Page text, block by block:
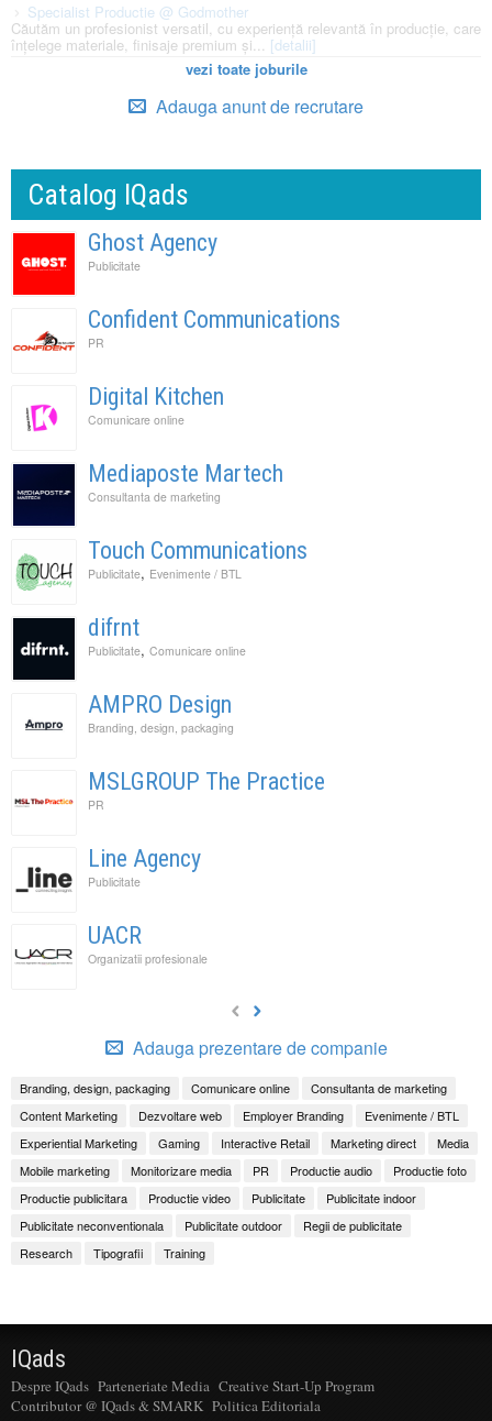
Specialist Productie @ Godmother
Căutăm un profesionist versatil, cu experiență relevantă în producție, care
înțelege materiale, finisaje premium și... [detalii]
vezi toate joburile
Adauga anunt de recrutare
Catalog IQads
Ghost Agency
Publicitate
Confident Communications
PR
Digital Kitchen
Comunicare online
Mediaposte Martech
Consultanta de marketing
Touch Communications
Publicitate, Evenimente / BTL
difrnt
Publicitate, Comunicare online
AMPRO Design
Branding, design, packaging
MSLGROUP The Practice
PR
Line Agency
Publicitate
UACR
Organizatii profesionale
Adauga prezentare de companie
Branding, design, packaging Comunicare online
Consultanta de marketing
Content Marketing
Dezvoltare web Employer Branding
Evenimente / BTL
Experiential Marketing
Gaming Interactive Retail Marketing direct
Media
Mobile marketing
Monitorizare media PR Productie audio
Productie foto
Productie publicitara
Productie video Publicitate
Publicitate indoor
Publicitate neconventionala
Publicitate outdoor
Regii de publicitate
Research
Tipografii Training
IQads
Despre IQads Parteneriate Media Creative Start-Up Program
Contributor @ IQads & SMARK Politica Editoriala